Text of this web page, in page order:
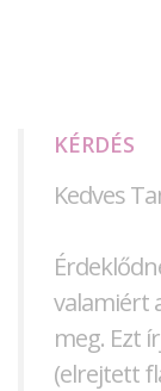
KÉRDÉS
Kedves
valamiért
meg. Ezt
(elrejtett